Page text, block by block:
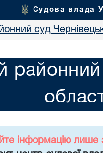
Судова влада
суд
районний
інформацію лише